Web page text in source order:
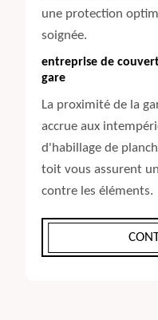
une protection
soignée.
entreprise de
gare
La proximité de la
accrue aux
d'habillage de
toit vous assurent
contre les éléments.